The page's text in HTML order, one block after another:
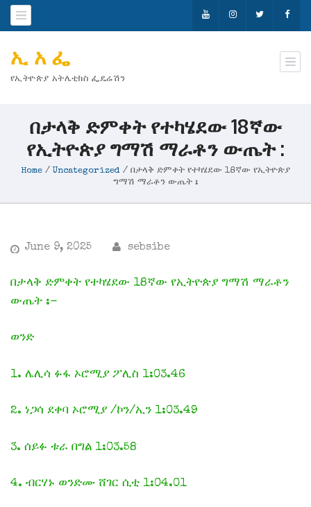
ኢ አ ፌ
የኢትዮጵያ አትሌቲክስ ፌዴሬሽን
በታላቅ ድምቀት የተካሄደው 18ኛው
የኢትዮጵያ ግማሽ ማራቶን ውጤት :
Home / Uncategorized / በታላቅ ድምቀት የተካሄደው 18ኛው የኢትዮጵያ
ግማሽ ማራቶን ውጤት :
June 9, 2025 sebsibe
በታላቅ ድምቀት የተካሄደው 18ኛው የኢትዮጵያ ግማሽ ማራቶን
ውጤት :-
ወንድ
1. ሌሊሳ ፉፋ ኦሮሚያ ፖሊስ 1:03.46
2. ነጋሳ ደቀባ ኦሮሚያ /ኮን/ኢን 1:03.49
3. ሰይፉ ቱራ በግል 1:03.58
4. ብርሃኑ ወንድሙ ሸገር ሲቲ 1:04.01